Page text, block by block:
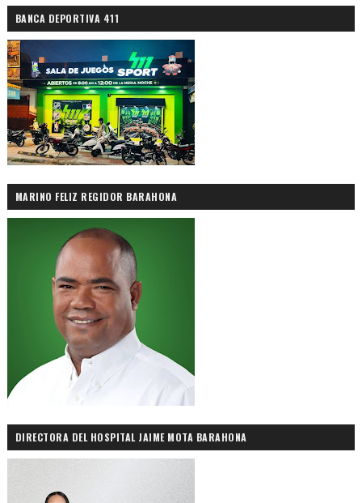
BANCA DEPORTIVA 411
MARINO FELIZ REGIDOR BARAHONA
DIRECTORA DEL HOSPITAL JAIME MOTA BARAHONA